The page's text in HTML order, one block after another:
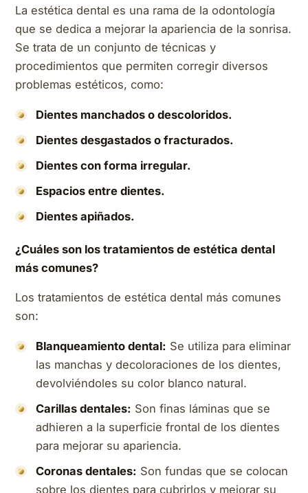
La estética dental es una rama de la odontología
que se dedica a mejorar la apariencia de la sonrisa.
Se trata de un conjunto de técnicas y
procedimientos que permiten corregir diversos
problemas estéticos, como:
Dientes manchados o descoloridos.
Dientes desgastados o fracturados.
Dientes con forma irregular.
Espacios entre dientes.
Dientes apiñados.
¿Cuáles son los tratamientos de estética dental
más comunes?
Los tratamientos de estética dental más comunes
son:
Blanqueamiento dental: Se utiliza para eliminar
las manchas y decoloraciones de los dientes,
devolviéndoles su color blanco natural.
Carillas dentales: Son finas láminas que se
adhieren a la superficie frontal de los dientes
para mejorar su apariencia.
Coronas dentales: Son fundas que se colocan
sobre los dientes para cubrirlos y mejorar su